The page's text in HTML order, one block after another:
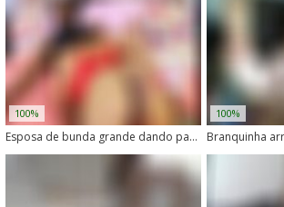
100%
Esposa de bunda grande dando para o cachorro
100%